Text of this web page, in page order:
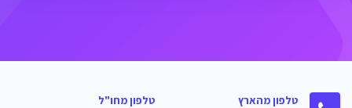
טלפון מהארץ טלפון מחו"ל